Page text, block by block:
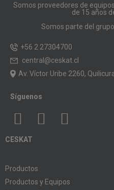
Somos proveedores de
de 15 años
Somos parte del
+56 2 27304700
central@ceskat.cl
Av. Víctor Uribe 2260,
Síguenos
CESKAT
Productos
Productos y Equipos